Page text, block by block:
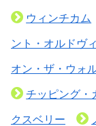
ウィンチカム
ント・オルドヴ
オン・ザ・ウォ
チッピング・
クスベリー